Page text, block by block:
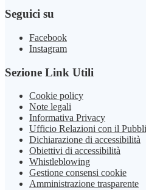
Seguici su
Facebook
Instagram
Sezione Link Utili
Cookie policy
Note legali
Informativa Privacy
Ufficio Relazioni con il
Dichiarazione di accessibilità
Obiettivi di accessibilità
Whistleblowing
Gestione consensi cookie
Amministrazione trasparente